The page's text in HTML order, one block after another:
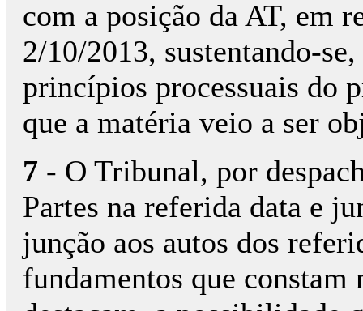
com a posição da AT, em
2/10/2013, sustentando-
princípios processuais do
que a matéria veio a ser
7 - O Tribunal, por
Partes na referida data e
junção aos autos dos
fundamentos que constam